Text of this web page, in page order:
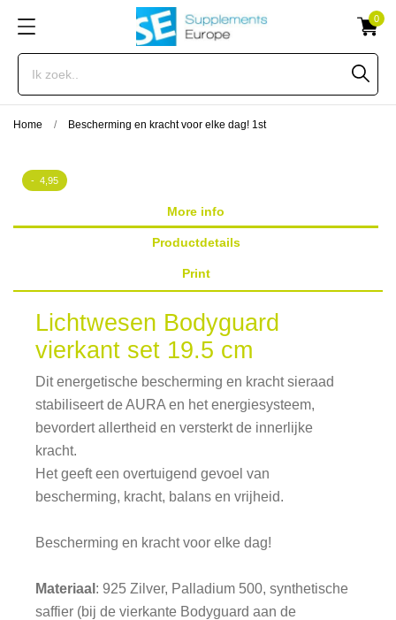
0
Home Bescherming en kracht voor elke dag! 1st
- 4,95
More info
Productdetails
Print
Lichtwesen Bodyguard
vierkant set 19.5 cm
Dit energetische bescherming en kracht sieraad
stabiliseert de AURA en het energiesysteem,
bevordert allertheid en versterkt de innerlijke
kracht.
Het geeft een overtuigend gevoel van
bescherming, kracht, balans en vrijheid.
Bescherming en kracht voor elke dag!
Materiaal : 925 Zilver, Palladium 500, synthetische
saffier (bij de vierkante Bodyguard aan de